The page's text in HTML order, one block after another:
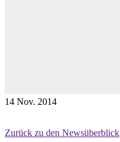
14 Nov. 2014
Zurück zu den Newsüberblick